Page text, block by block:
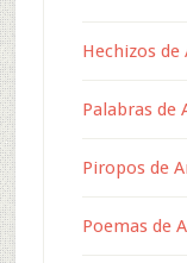
Hechizos de
Palabras de
Piropos de
Poemas de